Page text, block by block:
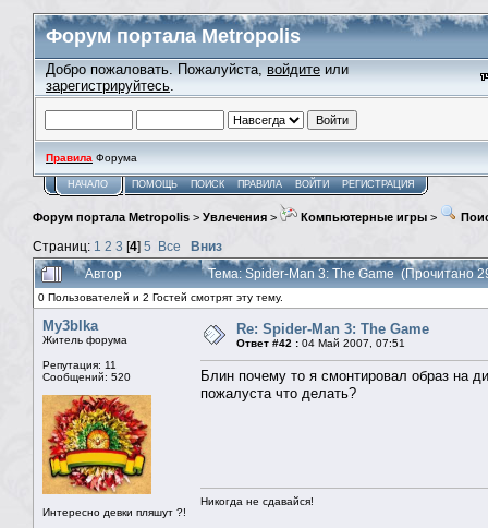
Форум портала Metropolis
Добро пожаловать. Пожалуйста, войдите или
зарегистрируйтесь.
Правила Форума
НАЧАЛО ПОМОЩЬ ПОИСК ПРАВИЛА ВОЙТИ РЕГИСТРАЦИЯ
Форум портала Metropolis > Увлечения > Компьютерные игры >
Страниц: 1 2 3 [4] 5 Все
Вниз
Автор
Тема: Spider-Man 3: The Game (Прочитано
0 Пользователей и 2 Гостей смотрят эту тему.
My3blka
Житель форума
Репутация: 11
Сообщений: 520
Интересно девки пляшут ?!
Re: Spider-Man 3: The Game
Ответ #42 : 04 Май 2007, 07:51
Блин почему то я смонтировал образ на
пожалуста что делать?
Никогда не сдавайся!